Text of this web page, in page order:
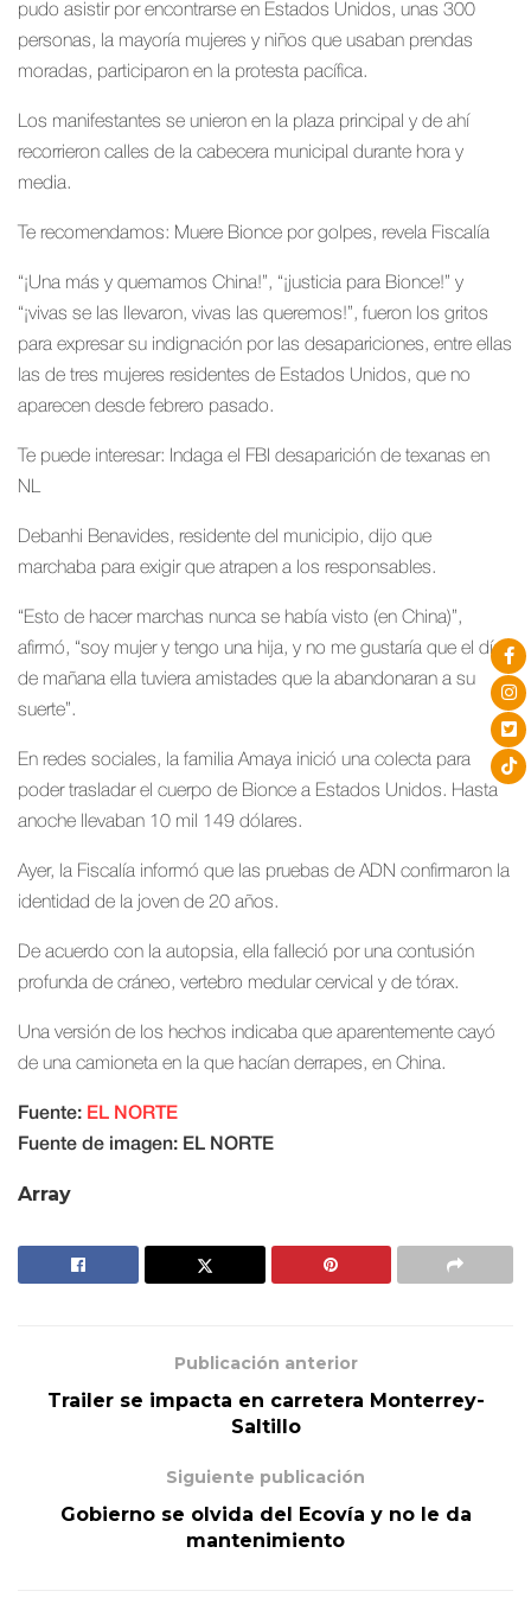
pudo asistir por encontrarse en Estados Unidos, unas 300
personas, la mayoría mujeres y niños que usaban prendas
moradas, participaron en la protesta pacífica.
Los manifestantes se unieron en la plaza principal y de ahí
recorrieron calles de la cabecera municipal durante hora y
media.
Te recomendamos: Muere Bionce por golpes, revela Fiscalía
“¡Una más y quemamos China!”, “¡justicia para Bionce!” y
“¡vivas se las llevaron, vivas las queremos!”, fueron los gritos
para expresar su indignación por las desapariciones, entre ellas
las de tres mujeres residentes de Estados Unidos, que no
aparecen desde febrero pasado.
Te puede interesar: Indaga el FBI desaparición de texanas en
NL
Debanhi Benavides, residente del municipio, dijo que
marchaba para exigir que atrapen a los responsables.
“Esto de hacer marchas nunca se había visto (en China)”,
afirmó, “soy mujer y tengo una hija, y no me gustaría que el día
de mañana ella tuviera amistades que la abandonaran a su
suerte”.
En redes sociales, la familia Amaya inició una colecta para
poder trasladar el cuerpo de Bionce a Estados Unidos. Hasta
anoche llevaban 10 mil 149 dólares.
Ayer, la Fiscalía informó que las pruebas de ADN confirmaron la
identidad de la joven de 20 años.
De acuerdo con la autopsia, ella falleció por una contusión
profunda de cráneo, vertebro medular cervical y de tórax.
Una versión de los hechos indicaba que aparentemente cayó
de una camioneta en la que hacían derrapes, en China.
Fuente: EL NORTE
Fuente de imagen: EL NORTE
Array
Publicación anterior
Trailer se impacta en carretera Monterrey-
Saltillo
Siguiente publicación
Gobierno se olvida del Ecovía y no le da
mantenimiento